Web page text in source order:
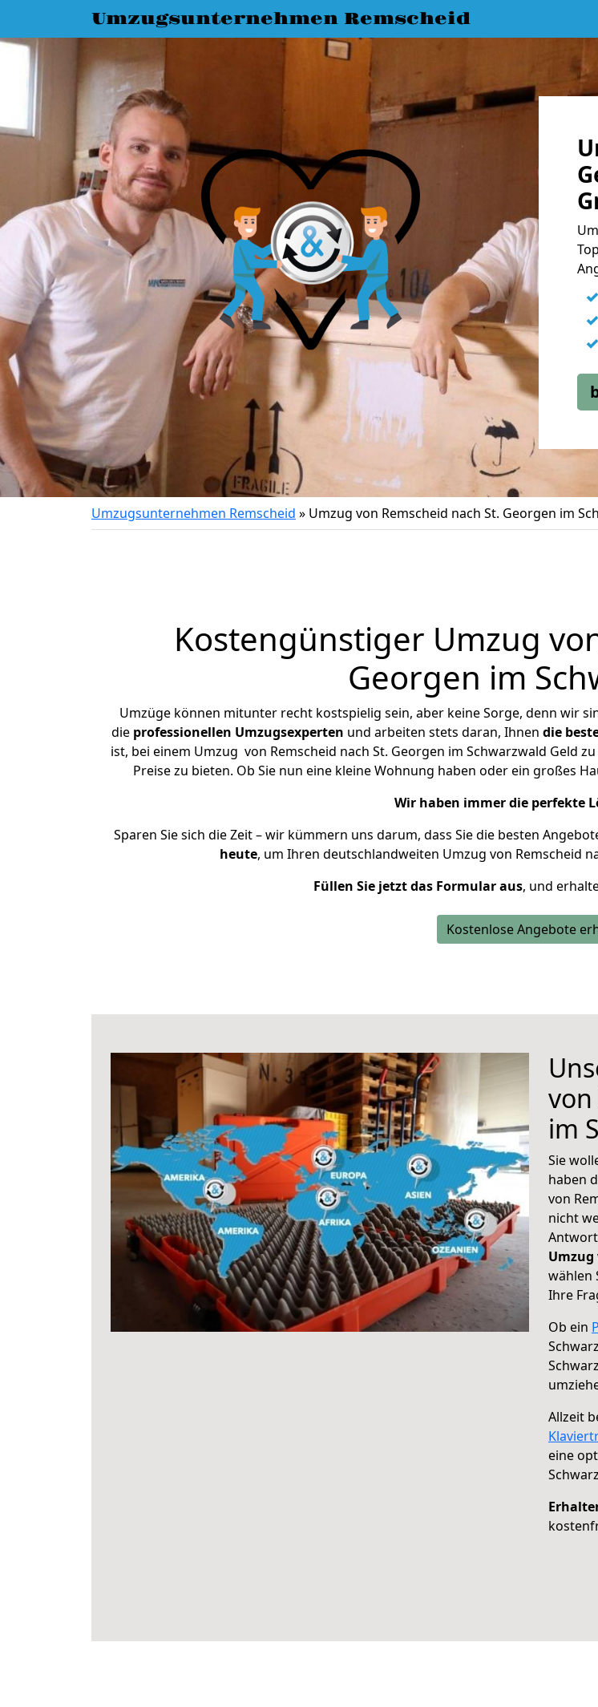
Umzugsunternehmen Remscheid
✓
✓
✓
Umzugsunternehmen Remscheid » Umzug von Remscheid nach St. Georgen im
Kostengünstiger Umzug
Georgen im
Umzüge können mitunter recht kostspielig sein, aber keine Sorge, denn wir
die professionellen Umzugsexperten und arbeiten stets daran, Ihnen die
ist, bei einem Umzug von Remscheid nach St. Georgen im Schwarzwald Geld
Preise zu bieten. Ob Sie nun eine kleine Wohnung haben oder ein großes
Wir haben immer die perfekte
Sparen Sie sich die Zeit – wir kümmern uns darum, dass Sie die besten
heute, um Ihren deutschlandweiten Umzug von Remscheid
Füllen Sie jetzt das Formular aus, und
Kostenlose Angebote
von
im
Sie
haben
von
nicht
Umzug
wählen
Ihre
Ob ein
Allzeit
eine